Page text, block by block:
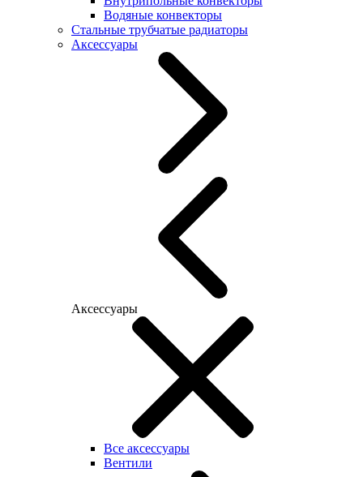
Водяные конвекторы
Стальные трубчатые радиаторы
Аксессуары
Аксессуары
Все аксессуары
Вентили